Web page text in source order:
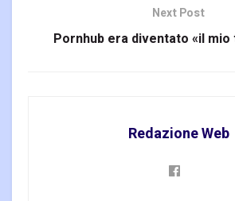
Next Post
Pornhub era diventato «il
Redazione Web